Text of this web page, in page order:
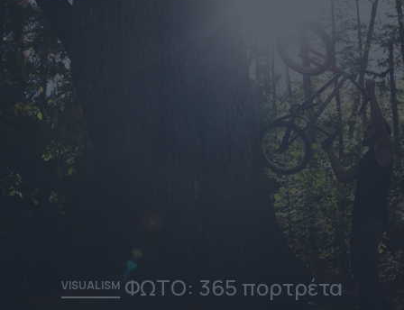
VISUALISM ΦΩΤΟ: 365 πορτρέτα